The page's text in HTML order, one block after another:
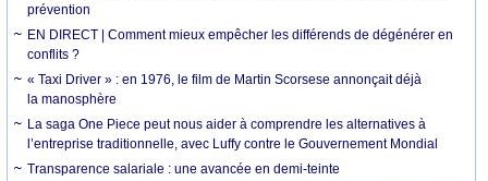
prévention
EN DIRECT | Comment mieux empêcher les différends de dégénérer en
conflits ?
« Taxi Driver » : en 1976, le film de Martin Scorsese annonçait déjà
la manosphère
La saga One Piece peut nous aider à comprendre les alternatives à
l’entreprise traditionnelle, avec Luffy contre le Gouvernement Mondial
Transparence salariale : une avancée en demi-teinte